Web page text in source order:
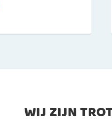
WIJ ZIJN